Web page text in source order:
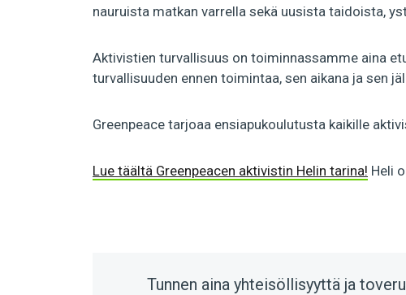
nauruista matkan varrella sekä uusista taidoista,
Aktivistien turvallisuus on toiminnassamme aina
turvallisuuden ennen toimintaa, sen aikana ja sen
Greenpeace tarjoaa ensiapukoulutusta kaikille
Lue täältä Greenpeacen aktivistin Helin tarina! Heli
Tunnen aina yhteisöllisyyttä ja